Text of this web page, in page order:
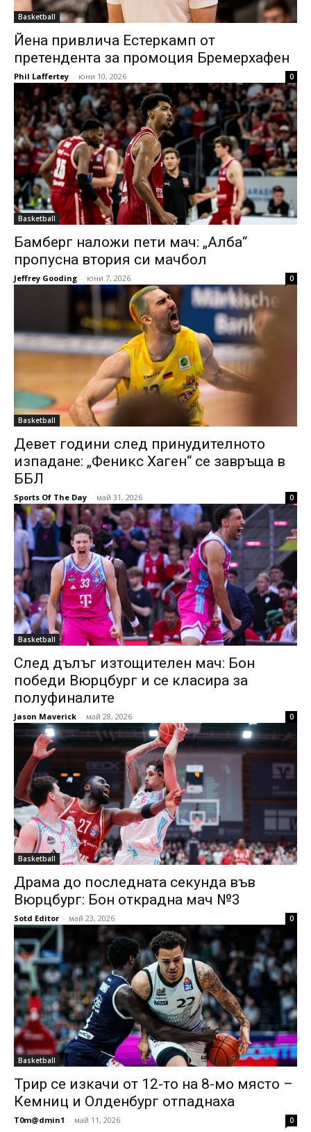
Basketball
Йена привлича Естеркамп от
претендента за промоция Бремерхафен
Phil Laffertey - юни 10, 2026 0
Basketball
Бамберг наложи пети мач: „Алба“
пропусна втория си мачбол
Jeffrey Gooding - юни 7, 2026 0
Basketball
Девет години след принудителното
изпадане: „Феникс Хаген“ се завръща в
ББЛ
Sports Of The Day - май 31, 2026 0
Basketball
След дълъг изтощителен мач: Бон
победи Вюрцбург и се класира за
полуфиналите
Jason Maverick - май 28, 2026 0
Basketball
Драма до последната секунда във
Вюрцбург: Бон открадна мач №3
Sotd Editor - май 23, 2026 0
Basketball
Трир се изкачи от 12-то на 8-мо място –
Кемниц и Олденбург отпаднаха
T0m@dmin1 - май 11, 2026 0